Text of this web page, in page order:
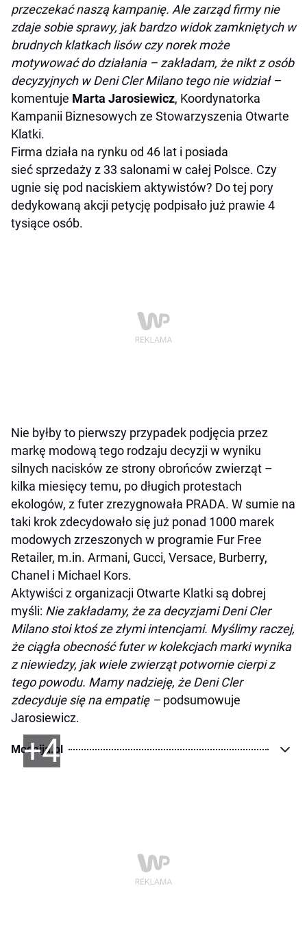
przeczekać naszą kampanię. Ale zarząd firmy nie
zdaje sobie sprawy, jak bardzo widok zamkniętych w
brudnych klatkach lisów czy norek może
motywować do działania – zakładam, że nikt z osób
decyzyjnych w Deni Cler Milano tego nie widział –
komentuje Marta Jarosiewicz, Koordynatorka
Kampanii Biznesowych ze Stowarzyszenia Otwarte
Klatki.
Firma działa na rynku od 46 lat i posiada
sieć sprzedaży z 33 salonami w całej Polsce. Czy
ugnie się pod naciskiem aktywistów? Do tej pory
dedykowaną akcji petycję podpisało już prawie 4
tysiące osób.
Nie byłby to pierwszy przypadek podjęcia przez
markę modową tego rodzaju decyzji w wyniku
silnych nacisków ze strony obrońców zwierząt –
kilka miesięcy temu, po długich protestach
ekologów, z futer zrezygnowała PRADA. W sumie na
taki krok zdecydowało się już ponad 1000 marek
modowych zrzeszonych w programie Fur Free
Retailer, m.in. Armani, Gucci, Versace, Burberry,
Chanel i Michael Kors.
Aktywiści z organizacji Otwarte Klatki są dobrej
myśli: Nie zakładamy, że za decyzjami Deni Cler
Milano stoi ktoś ze złymi intencjami. Myślimy raczej,
że ciągła obecność futer w kolekcjach marki wynika
z niewiedzy, jak wiele zwierząt potwornie cierpi z
tego powodu. Mamy nadzieję, że Deni Cler
zdecyduje się na empatię – podsumowuje
Jarosiewicz.
+4
Modaija.pl